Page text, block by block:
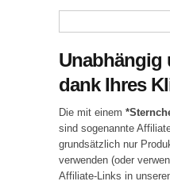
Unabhängig
dank Ihres
Die mit einem
sind sogenannte
grundsätzlich nur
verwenden (oder
Affiliate-Links in